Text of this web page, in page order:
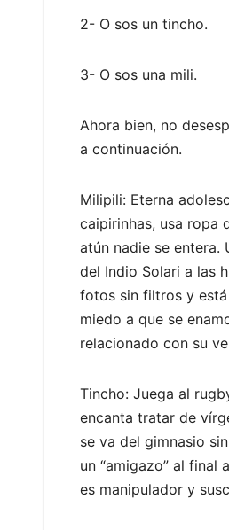
2- O sos un tincho.
3- O sos una mili.
Ahora bien, no
a continuación.
Milipili: Eterna
caipirinhas, usa ropa
atún nadie se entera.
del Indio Solari a las
fotos sin filtros y está
miedo a que se
relacionado con su
Tincho: Juega al
encanta tratar de
se va del gimnasio
un “amigazo” al final
es manipulador y